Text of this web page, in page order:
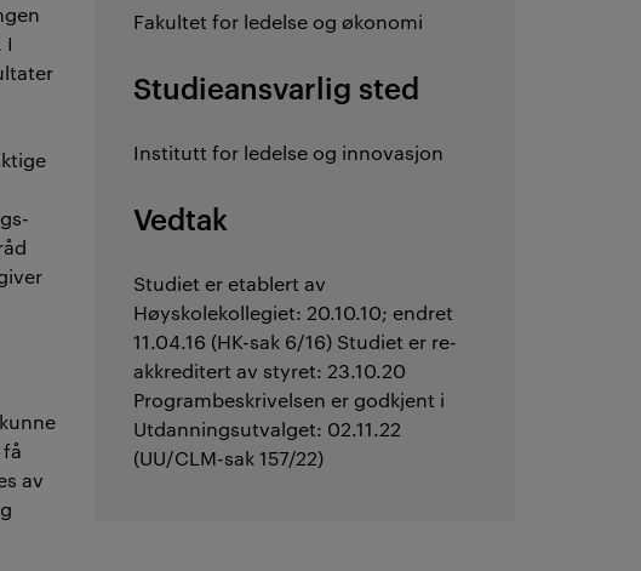
Fakultet for ledelse og økonomi
Studieansvarlig sted
Institutt for ledelse og innovasjon
Vedtak
Studiet er etablert av
Høyskolekollegiet: 20.10.10; endret
11.04.16 (HK-sak 6/16) Studiet er re-
akkreditert av styret: 23.10.20
Programbeskrivelsen er godkjent i
Utdanningsutvalget: 02.11.22
(UU/CLM-sak 157/22)
I
av